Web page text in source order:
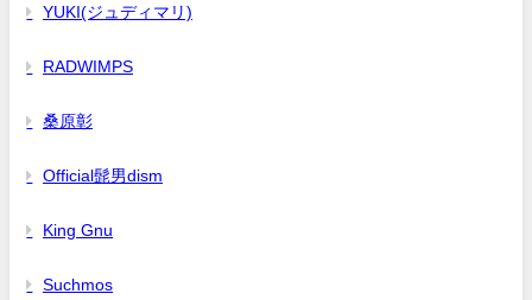
YUKI(ジュディマリ)
RADWIMPS
桑原彰
Official髭男dism
King Gnu
Suchmos